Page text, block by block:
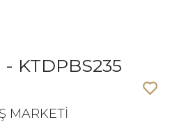
KTDPBS235
MARKETİ